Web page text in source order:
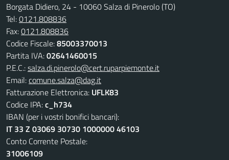
Borgata Didiero, 24 - 10060 Salza di Pinerolo (TO)
Tel:0121.808836
Fax:0121.808836
Codice Fiscale:85003370013
Partita IVA:02641460015
P.E.C.:salza.di.pinerolo@cert.ruparpiemonte.it
Email:comune.salza@dag.it
Fatturazione Elettronica: UFLK83
Codice IPA:c_h734
IBAN (per i vostri bonifici bancari):
IT 33 Z 03069 30730 1000000 46103
Conto Corrente Postale:
31006109